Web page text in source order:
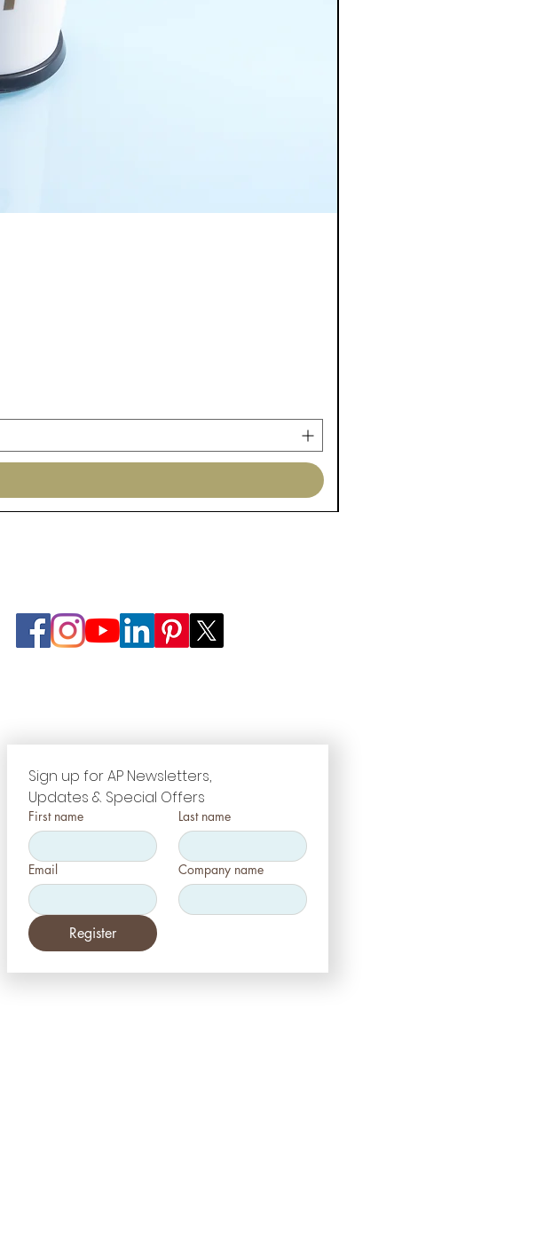
Sign up for AP Newsletters,
Updates & Special Offers
First name Last name
Email Company name
Register